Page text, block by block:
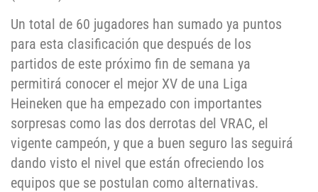
Un total de 60 jugadores han sumado ya puntos
para esta clasificación que después de los
partidos de este próximo fin de semana ya
permitirá conocer el mejor XV de una Liga
Heineken que ha empezado con importantes
sorpresas como las dos derrotas del VRAC, el
vigente campeón, y que a buen seguro las seguirá
dando visto el nivel que están ofreciendo los
equipos que se postulan como alternativas.